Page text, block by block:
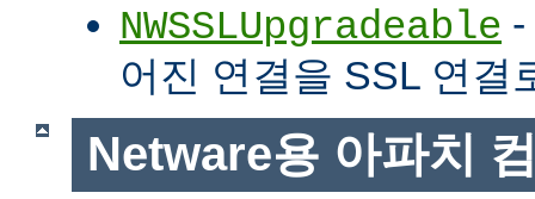
NWSSLUpgradeable
어진 연결을 SSL 연결
Netware용 아파치